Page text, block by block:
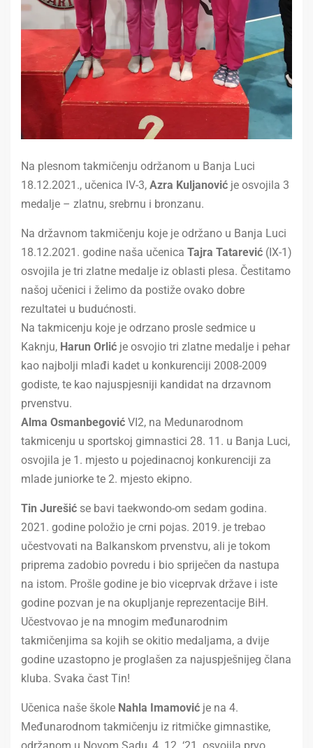
Na plesnom takmičenju održanom u Banja Luci
18.12.2021., učenica IV-3, Azra Kuljanović je osvojila 3
medalje – zlatnu, srebrnu i bronzanu.
Na državnom takmičenju koje je održano u Banja Luci
18.12.2021. godine naša učenica Tajra Tatarević (IX-1)
osvojila je tri zlatne medalje iz oblasti plesa. Čestitamo
našoj učenici i želimo da postiže ovako dobre
rezultatei u budućnosti.
Na takmicenju koje je odrzano prosle sedmice u
Kaknju, Harun Orlić je osvojio tri zlatne medalje i pehar
kao najbolji mlađi kadet u konkurenciji 2008-2009
godiste, te kao najuspjesniji kandidat na drzavnom
prvenstvu.
Alma Osmanbegović VI2, na Medunarodnom
takmicenju u sportskoj gimnastici 28. 11. u Banja Luci,
osvojila je 1. mjesto u pojedinacnoj konkurenciji za
mlade juniorke te 2. mjesto ekipno.
Tin Jurešić se bavi taekwondo-om sedam godina.
2021. godine položio je crni pojas. 2019. je trebao
učestvovati na Balkanskom prvenstvu, ali je tokom
priprema zadobio povredu i bio spriječen da nastupa
na istom. Prošle godine je bio viceprvak države i iste
godine pozvan je na okupljanje reprezentacije BiH.
Učestvovao je na mnogim međunarodnim
takmičenjima sa kojih se okitio medaljama, a dvije
godine uzastopno je proglašen za najuspješnijeg člana
kluba. Svaka čast Tin!
Učenica naše škole Nahla Imamović je na 4.
Međunarodnom takmičenju iz ritmičke gimnastike,